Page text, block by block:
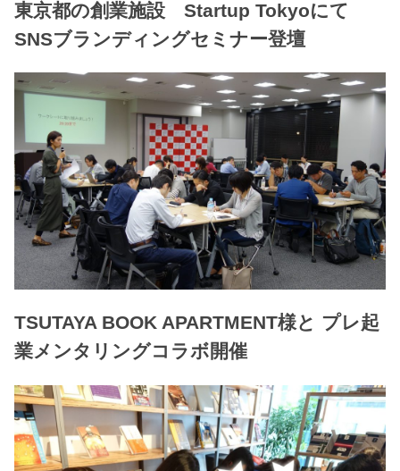
東京都の創業施設 Startup Tokyoにて
SNSブランディングセミナー登壇
TSUTAYA BOOK APARTMENT様と プレ起
業メンタリングコラボ開催